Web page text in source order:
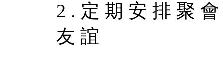
2 . 定 期 安 排 聚
友 誼